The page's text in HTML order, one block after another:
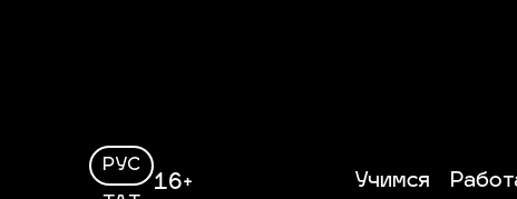
РУС
16+ Учимся